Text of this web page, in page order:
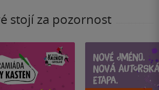
stojí za pozornost